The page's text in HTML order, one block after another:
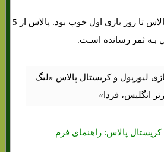
از سوی دیگر، کریستال پالاس تا روز بازی اول خوب بود. پالاس از 5
پالاس: راهنمای فرم